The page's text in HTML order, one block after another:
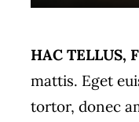
HAC TELLUS,
mattis. Eget
tortor, donec